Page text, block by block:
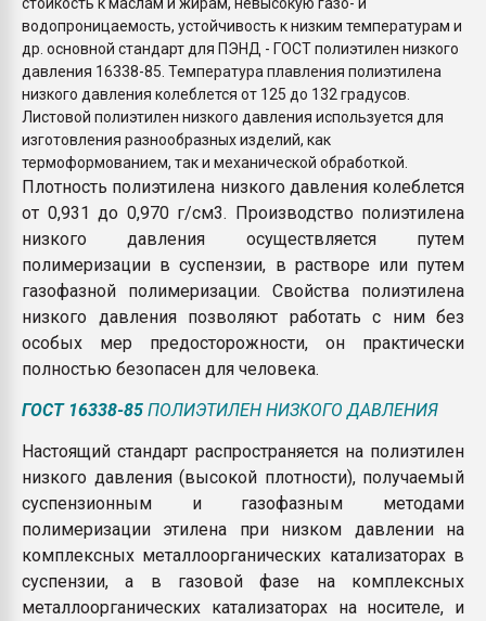
водопроницаемость, устойчивость к низким температурам и
др. основной стандарт для ПЭНД - ГОСТ полиэтилен низкого
давления 16338-85. Температура плавления полиэтилена
низкого давления колеблется от 125 до 132 градусов.
Листовой полиэтилен низкого давления используется для
изготовления разнообразных изделий, как
термоформованием, так и механической обработкой.
Плотность полиэтилена низкого давления колеблется
от 0,931 до 0,970 г/см3. Производство полиэтилена
низкого давления осуществляется путем
полимеризации в суспензии, в растворе или путем
газофазной полимеризации. Свойства полиэтилена
низкого давления позволяют работать с ним без
особых мер предосторожности, он практически
полностью безопасен для человека.
ГОСТ 16338-85 ПОЛИЭТИЛЕН НИЗКОГО ДАВЛЕНИЯ
Настоящий стандарт распространяется на полиэтилен
низкого давления (высокой плотности), получаемый
суспензионным и газофазным методами
полимеризации этилена при низком давлении на
комплексных металлоорганических катализаторах в
суспензии, а в газовой фазе на комплексных
металлоорганических катализаторах на носителе, и